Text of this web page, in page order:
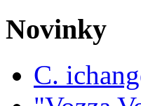
Novinky
C.